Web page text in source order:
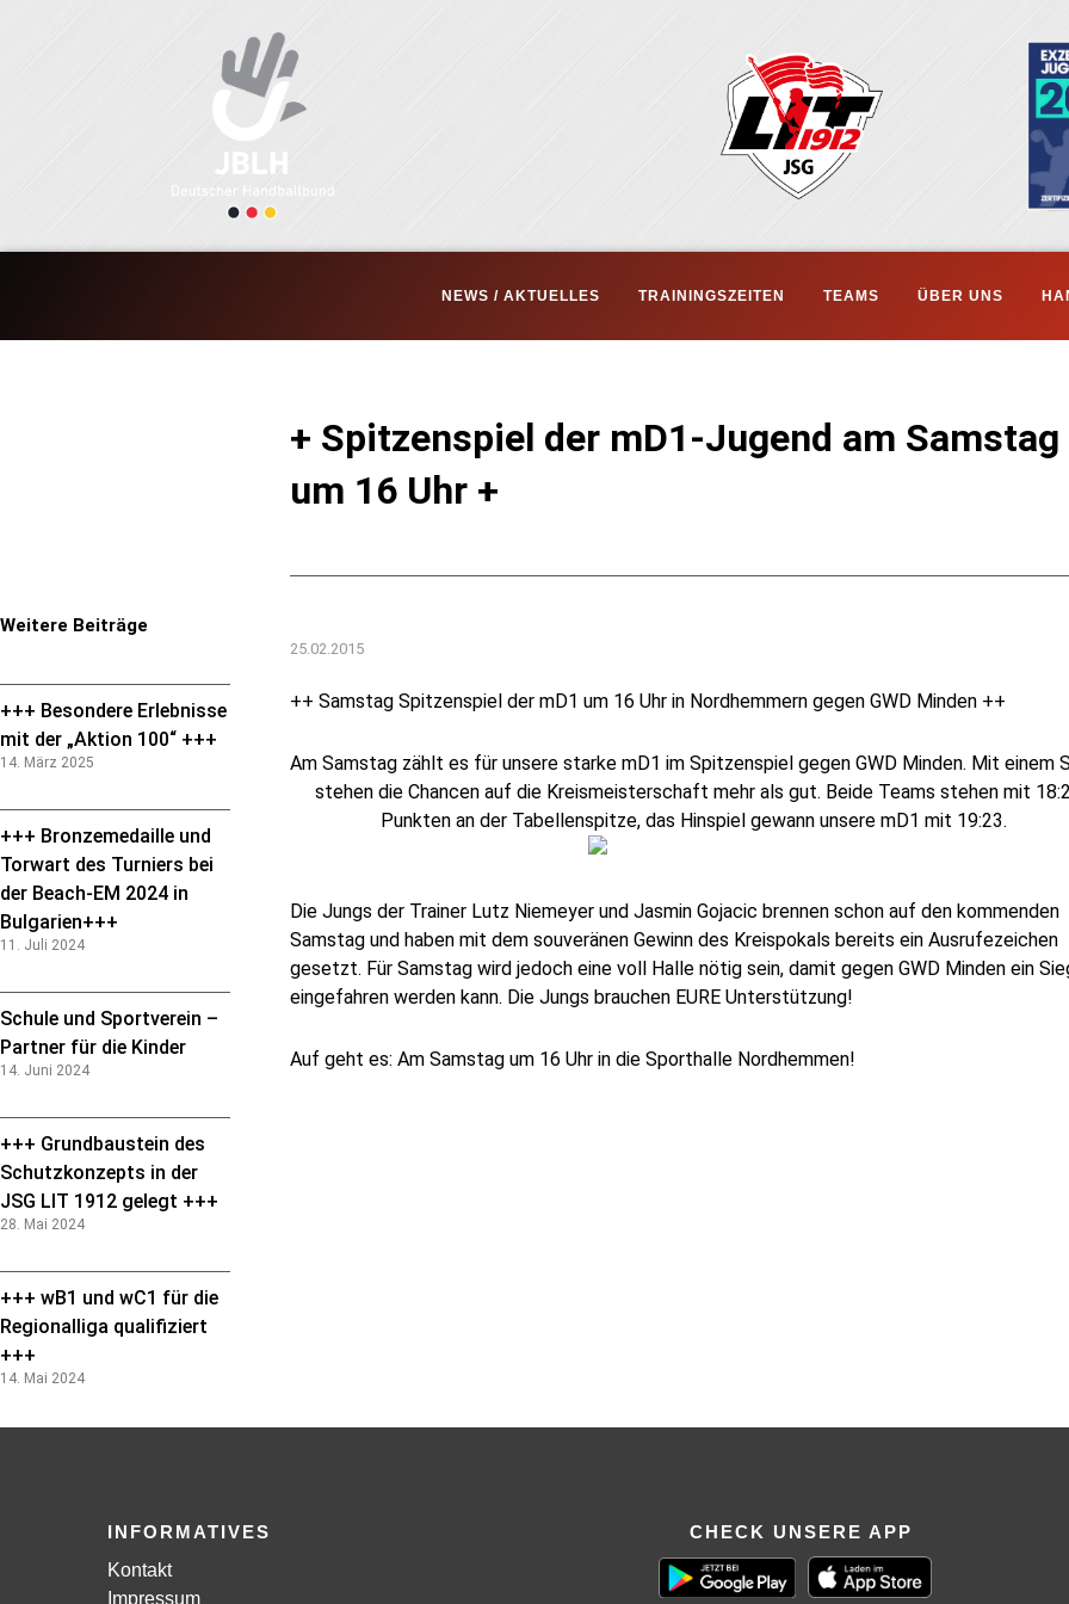
NEWS / AKTUELLES TRAININGSZEITEN TEAMS ÜBER UNS
Weitere Beiträge
+++ Besondere Erlebnisse
mit der „Aktion 100“ +++
14. März 2025
+++ Bronzemedaille und
Torwart des Turniers bei
der Beach-EM 2024 in
Bulgarien+++
11. Juli 2024
Schule und Sportverein –
Partner für die Kinder
14. Juni 2024
+++ Grundbaustein des
Schutzkonzepts in der
JSG LIT 1912 gelegt +++
28. Mai 2024
+++ wB1 und wC1 für die
Regionalliga qualifiziert
+++
14. Mai 2024
+ Spitzenspiel der mD1-Jugend am Samstag
um 16 Uhr +
25.02.2015
++ Samstag Spitzenspiel der mD1 um 16 Uhr in Nordhemmern gegen GWD Minden ++
Am Samstag zählt es für unsere starke mD1 im Spitzenspiel gegen GWD Minden. Mit einem
stehen die Chancen auf die Kreismeisterschaft mehr als gut. Beide Teams stehen mit 18:2
Punkten an der Tabellenspitze, das Hinspiel gewann unsere mD1 mit 19:23.
Die Jungs der Trainer Lutz Niemeyer und Jasmin Gojacic brennen schon auf den kommenden
Samstag und haben mit dem souveränen Gewinn des Kreispokals bereits ein Ausrufezeichen
gesetzt. Für Samstag wird jedoch eine voll Halle nötig sein, damit gegen GWD Minden ein
eingefahren werden kann. Die Jungs brauchen EURE Unterstützung!
Auf geht es: Am Samstag um 16 Uhr in die Sporthalle Nordhemmen!
INFORMATIVES
Kontakt
Impressum
CHECK UNSERE APP